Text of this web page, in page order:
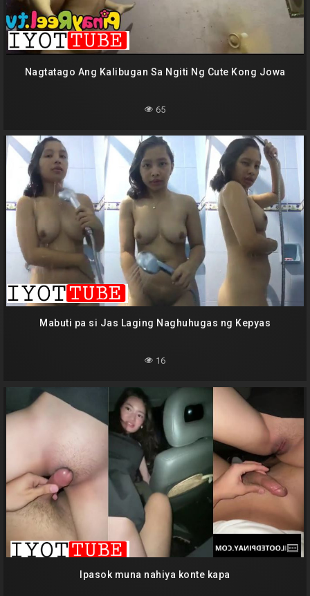
Nagtatago Ang Kalibugan Sa Ngiti Ng Cute Kong Jowa
65
Mabuti pa si Jas Laging Naghuhugas ng Kepyas
16
Ipasok muna nahiya konte kapa